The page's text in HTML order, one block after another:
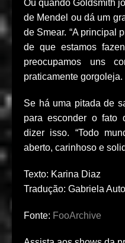
Ou quando Goldsmith
de Mendel ou dá um
de Smear. “A principal
de que estamos
preocupamos uns
praticamente gorgoleja.
Se há uma pitada de
para esconder o fato
dizer isso. “Todo
aberto, carinhoso e
Texto: Karina Diaz
Tradução: Gabriela
Fonte: FooArchive